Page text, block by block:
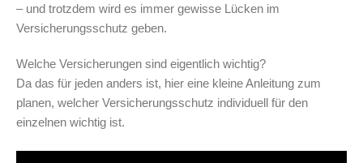
– und trotzdem wird es immer gewisse Lücken im
Versicherungsschutz geben.
Welche Versicherungen sind eigentlich wichtig?
Da das für jeden anders ist, hier eine kleine Anleitung zum
planen, welcher Versicherungsschutz individuell für den
einzelnen wichtig ist.